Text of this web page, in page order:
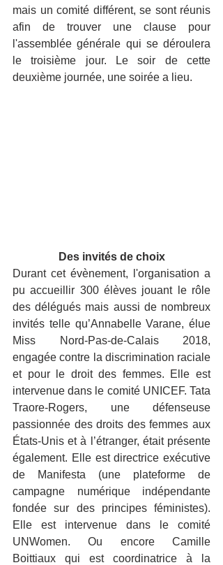
mais un comité différent, se sont réunis
afin de trouver une clause pour
l'assemblée générale qui se déroulera
le troisième jour. Le soir de cette
deuxième journée, une soirée a lieu.
Des invités de choix
Durant cet évènement, l'organisation a
pu accueillir 300 élèves jouant le rôle
des délégués mais aussi de nombreux
invités telle qu’Annabelle Varane, élue
Miss Nord-Pas-de-Calais 2018,
engagée contre la discrimination raciale
et pour le droit des femmes. Elle est
intervenue dans le comité UNICEF. Tata
Traore-Rogers, une défenseuse
passionnée des droits des femmes aux
États-Unis et à l’étranger, était présente
également. Elle est directrice exécutive
de Manifesta (une plateforme de
campagne numérique indépendante
fondée sur des principes féministes).
Elle est intervenue dans le comité
UNWomen. Ou encore Camille
Boittiaux qui est coordinatrice à la